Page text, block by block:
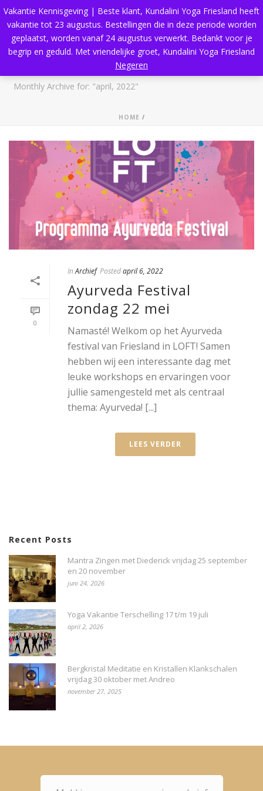
Monthly Archive for: "april, 2022"
HOME /
0
In Archief Postedapril 6, 2022
Ayurveda Festival
zondag 22 mei
Namasté! Welkom op het Ayurveda
festival van Friesland in LOFT! Samen
hebben wij een interessante dag met
leuke workshops en ervaringen voor
jullie samengesteld met als centraal
thema: Ayurveda! [...]
LEES VERDER
Recent Posts
Mantra Zingen met Diederick vrijdag 25 september
en 20 november
juni 24, 2026
Yoga Vakantie Terschelling 17 t/m 19 juli
april 2, 2026
Bergkristal Meditatie en Kristallen Klankschalen
vrijdag 30 oktober met Andreo
november 27, 2025
Vakantie Kennisgeving | Beste klant, Kundalini Yoga Friesland heeft
vakantie tot 23 augustus. Bestellingen die in deze periode worden
geplaatst, worden vanaf 24 augustus verwerkt. Bedankt voor je
begrip en geduld. Met vriendelijke groet, Kundalini Yoga Friesland
Negeren